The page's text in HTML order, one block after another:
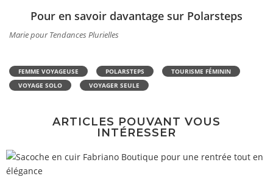
Pour en savoir davantage sur Polarsteps
Marie pour Tendances Plurielles
FEMME VOYAGEUSE POLARSTEPS
TOURISME FÉMININ
VOYAGE SOLO
VOYAGER SEULE
ARTICLES POUVANT VOUS
INTÉRESSER